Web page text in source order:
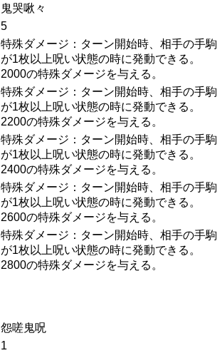
鬼哭啾々
5
特殊ダメージ：ターン開始時、相手の手駒
が1枚以上呪い状態の時に発動できる。
2000の特殊ダメージを与える。
特殊ダメージ：ターン開始時、相手の手駒
が1枚以上呪い状態の時に発動できる。
2200の特殊ダメージを与える。
特殊ダメージ：ターン開始時、相手の手駒
が1枚以上呪い状態の時に発動できる。
2400の特殊ダメージを与える。
特殊ダメージ：ターン開始時、相手の手駒
が1枚以上呪い状態の時に発動できる。
2600の特殊ダメージを与える。
特殊ダメージ：ターン開始時、相手の手駒
が1枚以上呪い状態の時に発動できる。
2800の特殊ダメージを与える。
怨嗟鬼呪
1